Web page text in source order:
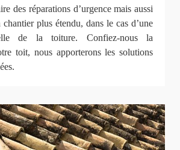
des réparations d’urgence mais aussi
plus étendu, dans le cas d’une
de la toiture. Confiez-nous la
toit, nous apporterons les solutions